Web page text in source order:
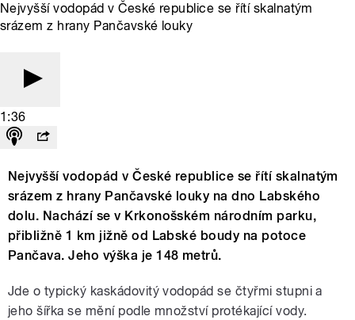
Nejvyšší vodopád v České republice se řítí skalnatým
srázem z hrany Pančavské louky
1:36
Nejvyšší vodopád v České republice se řítí skalnatým
srázem z hrany Pančavské louky na dno Labského
dolu. Nachází se v Krkonošském národním parku,
přibližně 1 km jižně od Labské boudy na potoce
Pančava. Jeho výška je 148 metrů.
Jde o typický kaskádovitý vodopád se čtyřmi stupni a
jeho šířka se mění podle množství protékající vody.